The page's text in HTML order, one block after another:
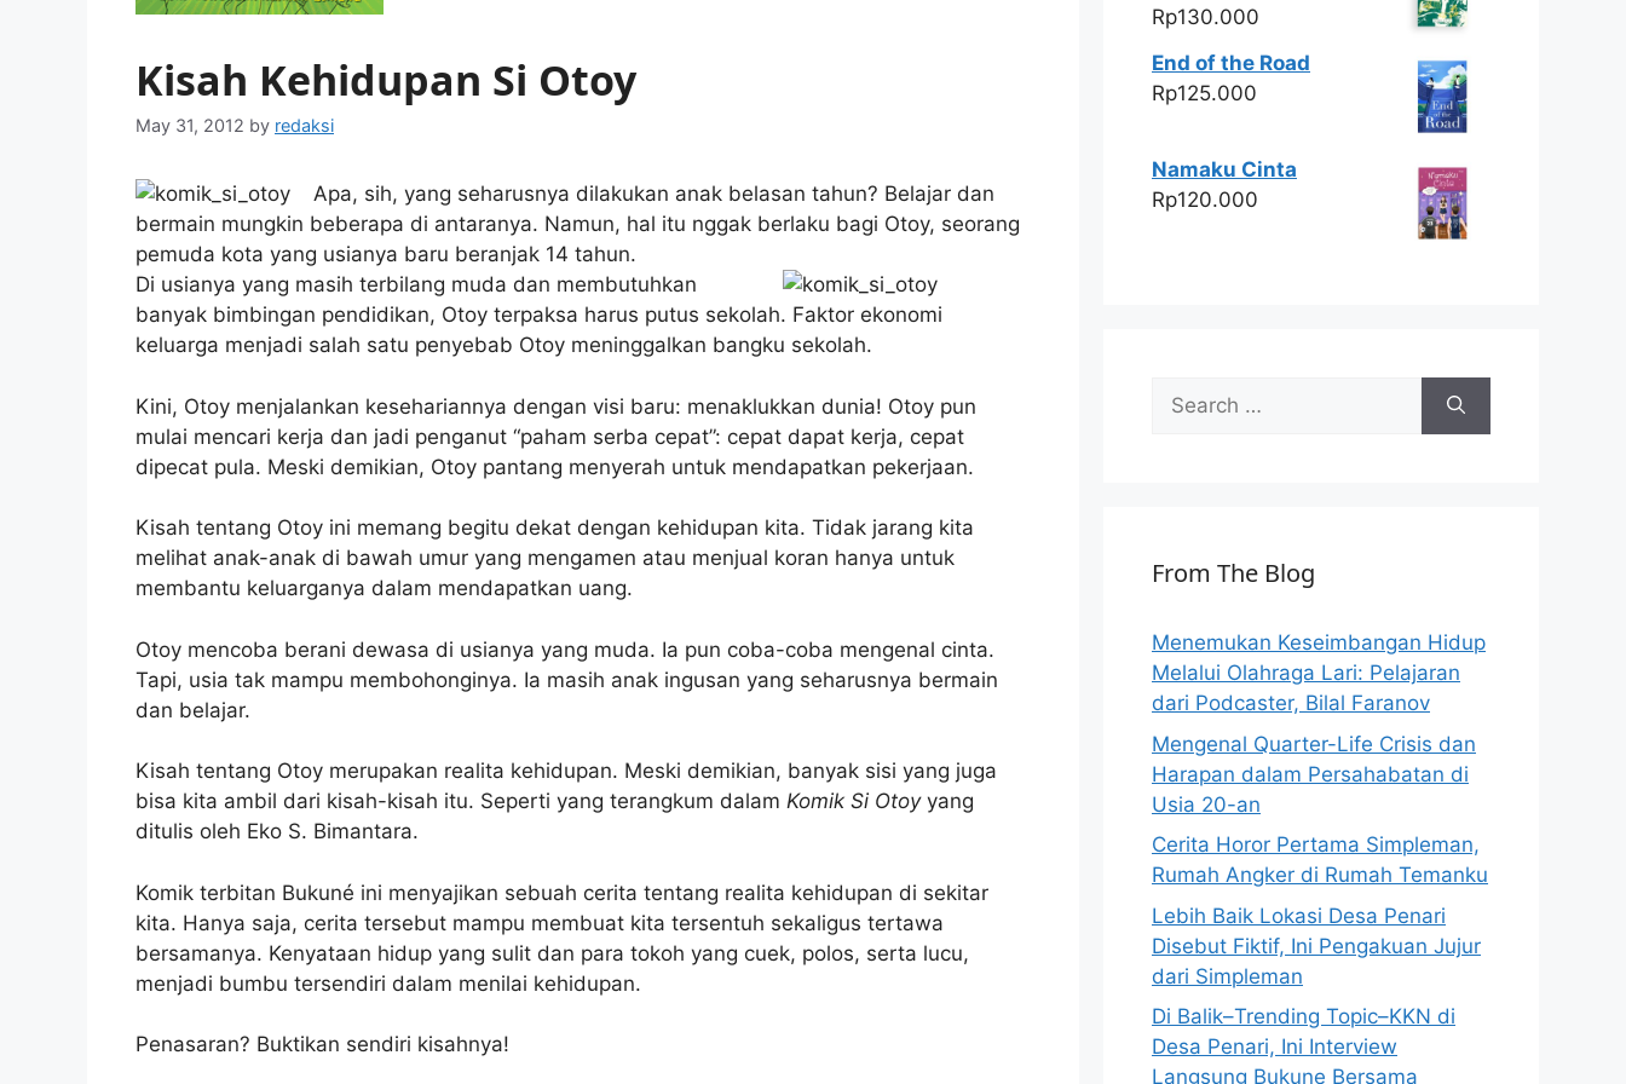
Kisah Kehidupan Si Otoy
May 31, 2012 by redaksi
Apa, sih, yang seharusnya dilakukan anak belasan tahun? Belajar dan
bermain mungkin beberapa di antaranya. Namun, hal itu nggak berlaku bagi Otoy, seorang
pemuda kota yang usianya baru beranjak 14 tahun.
Di usianya yang masih terbilang muda dan membutuhkan
banyak bimbingan pendidikan, Otoy terpaksa harus putus sekolah. Faktor ekonomi
keluarga menjadi salah satu penyebab Otoy meninggalkan bangku sekolah.
Kini, Otoy menjalankan kesehariannya dengan visi baru: menaklukkan dunia! Otoy pun
mulai mencari kerja dan jadi penganut “paham serba cepat”: cepat dapat kerja, cepat
dipecat pula. Meski demikian, Otoy pantang menyerah untuk mendapatkan pekerjaan.
Kisah tentang Otoy ini memang begitu dekat dengan kehidupan kita. Tidak jarang kita
melihat anak-anak di bawah umur yang mengamen atau menjual koran hanya untuk
membantu keluarganya dalam mendapatkan uang.
Otoy mencoba berani dewasa di usianya yang muda. Ia pun coba-coba mengenal cinta.
Tapi, usia tak mampu membohonginya. Ia masih anak ingusan yang seharusnya bermain
dan belajar.
Kisah tentang Otoy merupakan realita kehidupan. Meski demikian, banyak sisi yang juga
bisa kita ambil dari kisah-kisah itu. Seperti yang terangkum dalam Komik Si Otoyyang
ditulis oleh Eko S. Bimantara.
Komik terbitan Bukuné ini menyajikan sebuah cerita tentang realita kehidupan di sekitar
kita. Hanya saja, cerita tersebut mampu membuat kita tersentuh sekaligus tertawa
bersamanya. Kenyataan hidup yang sulit dan para tokoh yang cuek, polos, serta lucu,
menjadi bumbu tersendiri dalam menilai kehidupan.
Penasaran? Buktikan sendiri kisahnya!
Rp130.000
End of the Road
Rp125.000
Namaku Cinta
Rp120.000
Search
for:
From The Blog
Menemukan Keseimbangan Hidup
Melalui Olahraga Lari: Pelajaran
dari Podcaster, Bilal Faranov
Mengenal Quarter-Life Crisis dan
Harapan dalam Persahabatan di
Usia 20-an
Cerita Horor Pertama Simpleman,
Rumah Angker di Rumah Temanku
Lebih Baik Lokasi Desa Penari
Disebut Fiktif, Ini Pengakuan Jujur
dari Simpleman
Di Balik–Trending Topic–KKN di
Desa Penari, Ini Interview
Langsung Bukune Bersama